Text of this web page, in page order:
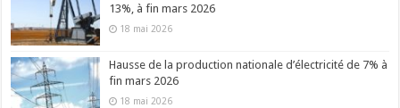
13%, à fin mars 2026
18 mai 2026
Hausse de la production nationale d’électricité de 7% à
fin mars 2026
18 mai 2026